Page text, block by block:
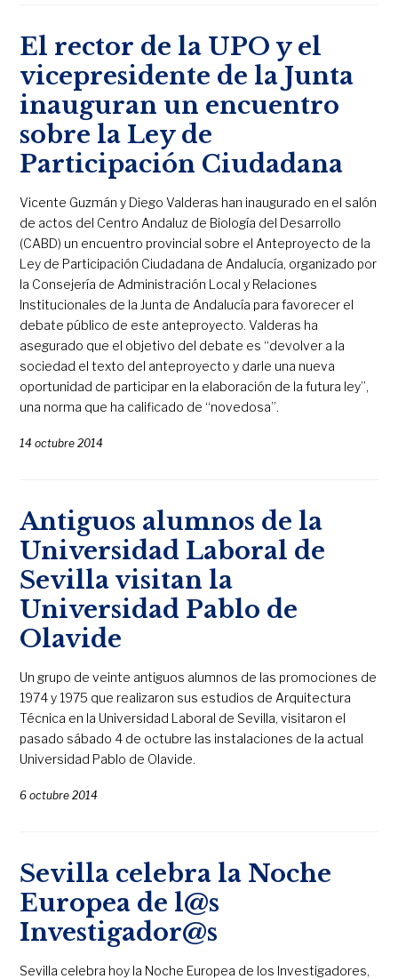
El rector de la UPO y el
vicepresidente de la Junta
inauguran un encuentro
sobre la Ley de
Participación Ciudadana
Vicente Guzmán y Diego Valderas han inaugurado en el salón
de actos del Centro Andaluz de Biología del Desarrollo
(CABD) un encuentro provincial sobre el Anteproyecto de la
Ley de Participación Ciudadana de Andalucía, organizado por
la Consejería de Administración Local y Relaciones
Institucionales de la Junta de Andalucía para favorecer el
debate público de este anteproyecto. Valderas ha
asegurado que el objetivo del debate es “devolver a la
sociedad el texto del anteproyecto y darle una nueva
oportunidad de participar en la elaboración de la futura ley”,
una norma que ha calificado de “novedosa”.
14 octubre 2014
Antiguos alumnos de la
Universidad Laboral de
Sevilla visitan la
Universidad Pablo de
Olavide
Un grupo de veinte antiguos alumnos de las promociones de
1974 y 1975 que realizaron sus estudios de Arquitectura
Técnica en la Universidad Laboral de Sevilla, visitaron el
pasado sábado 4 de octubre las instalaciones de la actual
Universidad Pablo de Olavide.
6 octubre 2014
Sevilla celebra la Noche
Europea de l@s
Investigador@s
Sevilla celebra hoy la Noche Europea de los Investigadores,